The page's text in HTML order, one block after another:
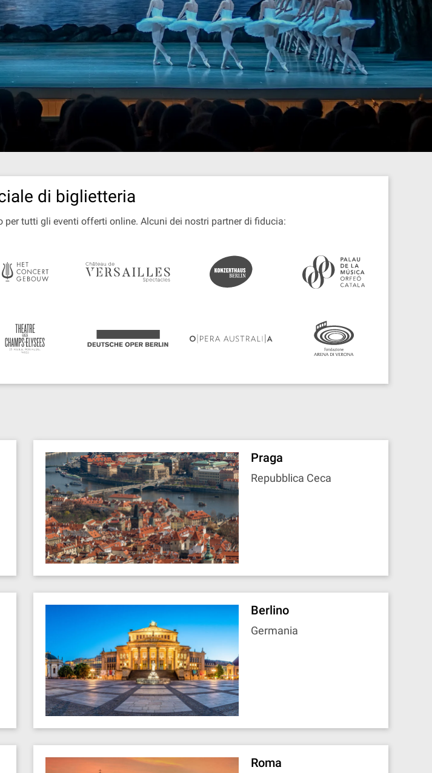
di biglietteria
tutti gli eventi offerti online. Alcuni dei nostri partner di fiducia:
Praga
Repubblica Ceca
Berlino
Germania
Roma